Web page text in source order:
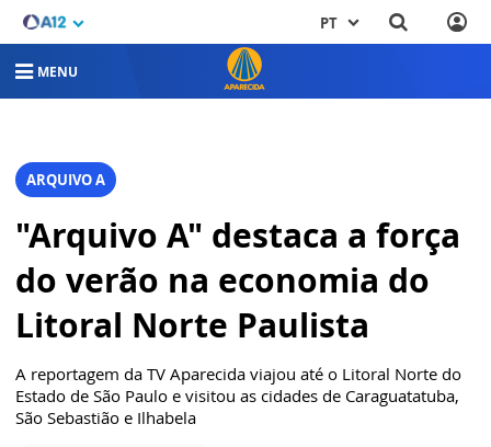
PT
MENU
ARQUIVO A
"Arquivo A" destaca a força
do verão na economia do
Litoral Norte Paulista
A reportagem da TV Aparecida viajou até o Litoral Norte do
Estado de São Paulo e visitou as cidades de Caraguatatuba,
São Sebastião e Ilhabela